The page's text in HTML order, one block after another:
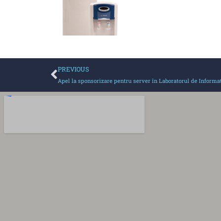
PREVIOUS
Apel la sponsorizare pentru server în Laboratorul de